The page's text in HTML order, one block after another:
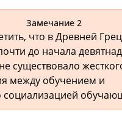
Замечание 2
что в Древней
до начала
существовало
между обучением и
социализацией